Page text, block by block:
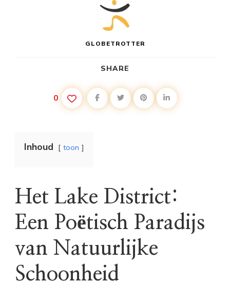
GLOBETROTTER
SHARE
0
Inhoud toon
Het Lake District:
Een Poëtisch Paradijs
van Natuurlijke
Schoonheid